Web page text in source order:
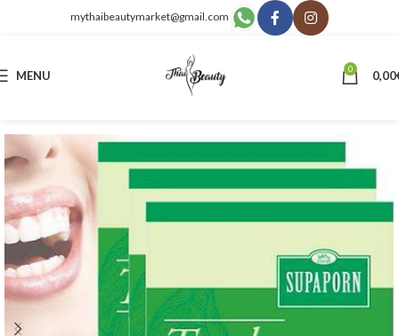
mythaibeautymarket@gmail.com
MENU 0 0,00